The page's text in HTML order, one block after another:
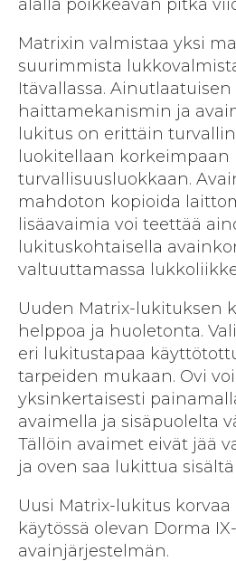
alalla poikkeavan pitkä
Matrixin valmistaa yksi
suurimmista
Itävallassa. Ainutlaatuisen
haittamekanismin ja
lukitus on erittäin
luokitellaan korkeimpaan
turvallisuusluokkaan.
mahdoton kopioida
lisäavaimia voi teettää
lukituskohtaisella
valtuuttamassa
Uuden Matrix-lukituksen
helppoa ja huoletonta.
eri lukitustapaa
tarpeiden mukaan. Ovi
yksinkertaisesti
avaimella ja sisäpuolelta
Tällöin avaimet eivät jää
ja oven saa lukittua
Uusi Matrix-lukitus
käytössä olevan Dorma
avainjärjestelmän.